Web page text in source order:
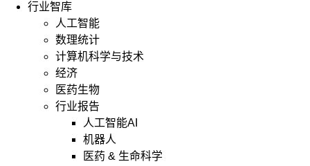
行业智库
人工智能
数理统计
计算机科学与技术
经济
医药生物
行业报告
人工智能AI
机器人
医药 & 生命科学